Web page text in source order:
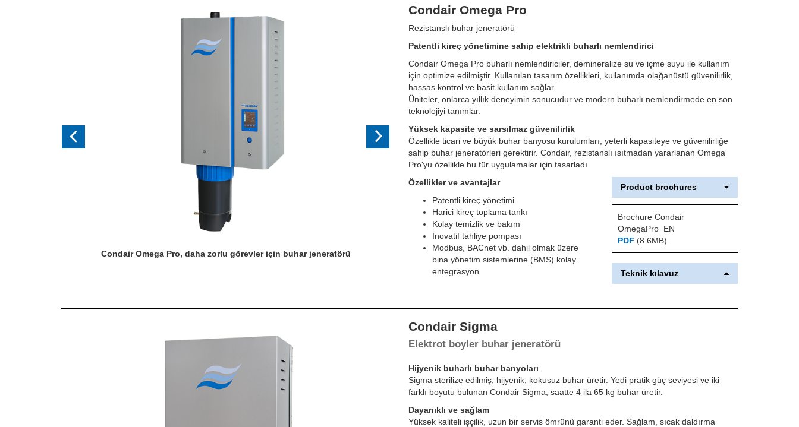
Condair Omega Pro, daha zorlu görevler için buhar jeneratörü
Condair Omega Pro
Rezistanslı buhar jeneratörü
Patentli kireç yönetimine sahip elektrikli buharlı nemlendirici
Condair Omega Pro buharlı nemlendiriciler, demineralize su ve içme suyu ile kullanım
için optimize edilmiştir. Kullanılan tasarım özellikleri, kullanımda olağanüstü güvenilirlik,
hassas kontrol ve basit kullanım sağlar.
Üniteler, onlarca yıllık deneyimin sonucudur ve modern buharlı nemlendirmede en son
teknolojiyi tanımlar.
Yüksek kapasite ve sarsılmaz güvenilirlik
Özellikle ticari ve büyük buhar banyosu kurulumları, yeterli kapasiteye ve güvenilirliğe
sahip buhar jeneratörleri gerektirir. Condair, rezistanslı ısıtmadan yararlanan Omega
Pro'yu özellikle bu tür uygulamalar için tasarladı.
Özellikler ve avantajlar
Patentli kireç yönetimi
Harici kireç toplama tankı
Kolay temizlik ve bakım
İnovatif tahliye pompası
Modbus, BACnet vb. dahil olmak üzere
bina yönetim sistemlerine (BMS) kolay
entegrasyon
Product brochures
Brochure Condair
OmegaPro_EN
PDF (8.6MB)
Teknik kılavuz
Condair Sigma
Elektrot boyler buhar jeneratörü
Hijyenik buharlı buhar banyoları
Sigma sterilize edilmiş, hijyenik, kokusuz buhar üretir. Yedi pratik güç seviyesi ve iki
farklı boyutu bulunan Condair Sigma, saatte 4 ila 65 kg buhar üretir.
Dayanıklı ve sağlam
Yüksek kaliteli işçilik, uzun bir servis ömrünü garanti eder. Sağlam, sıcak daldırma